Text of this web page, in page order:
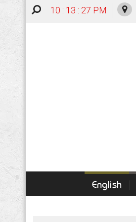
10 : 13 : 28 PM
English